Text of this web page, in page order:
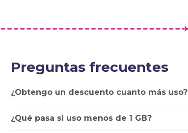
Preguntas frecuentes
¿Obtengo un descuento cuanto más uso?
¿Qué pasa si uso menos de 1 GB?